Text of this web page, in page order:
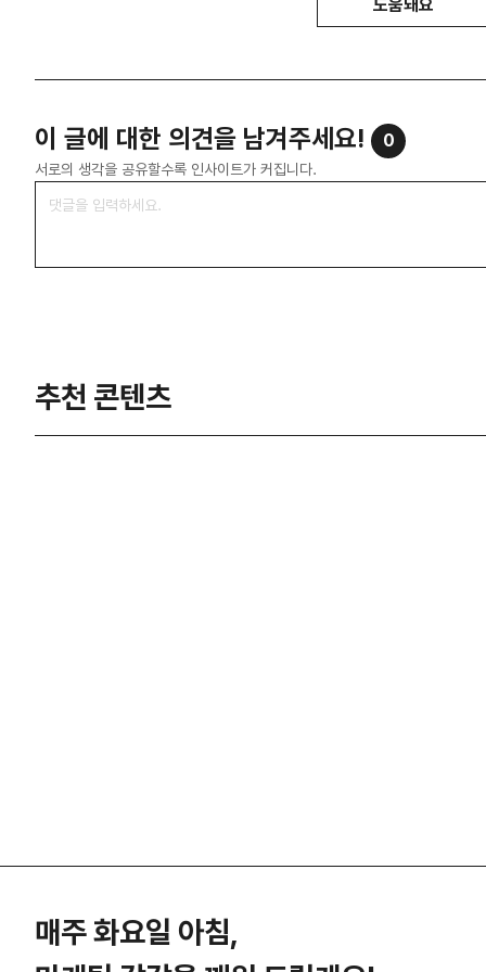
도움돼요
이 글에 대한 의견을 남겨주세요! 0
서로의 생각을 공유할수록 인사이트가 커집니다.
추천 콘텐츠
매주 화요일 아침,